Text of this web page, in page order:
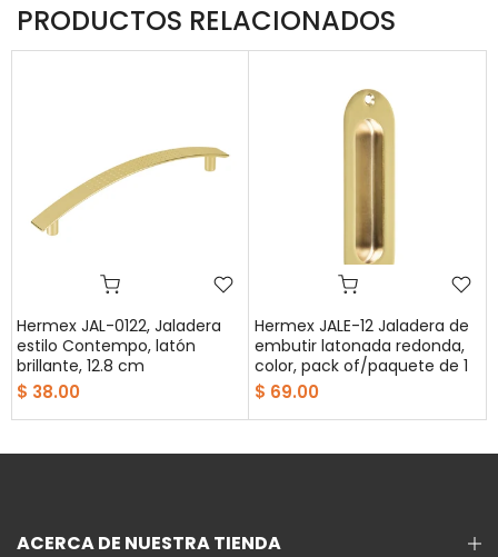
PRODUCTOS RELACIONADOS
Hermex JAL-0122, Jaladera
estilo Contempo, latón
brillante, 12.8 cm
$ 38.00
Hermex JALE-12 Jaladera de
embutir latonada redonda,
color, pack of/paquete de 1
$ 69.00
ACERCA DE NUESTRA TIENDA